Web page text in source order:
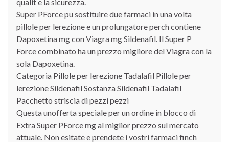
qualit e la sicurezza.
Super PForce pu sostituire due farmaci in una volta
pillole per lerezione e un prolungatore perch contiene
Dapoxetina mg con Viagra mg Sildenafil. Il Super P
Force combinato ha un prezzo migliore del Viagra con la
sola Dapoxetina.
Categoria Pillole per lerezione Tadalafil Pillole per
lerezione Sildenafil Sostanza Sildenafil Tadalafil
Pacchetto striscia di pezzi pezzi
Questa unofferta speciale per un ordine in blocco di
Extra Super PForce mg al miglior prezzo sul mercato
attuale. Non esitate e prendete i vostri farmaci finch